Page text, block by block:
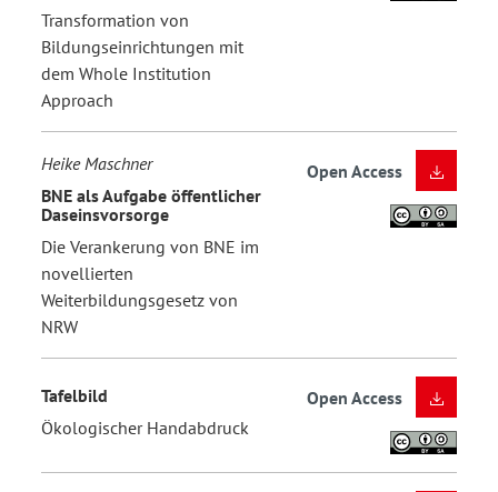
Transformation von
Bildungseinrichtungen mit
dem Whole Institution
Approach
Heike Maschner
BNE als Aufgabe öffentlicher
Daseinsvorsorge
Die Verankerung von BNE im
novellierten
Weiterbildungsgesetz von
NRW
Open Access
Tafelbild
Ökologischer Handabdruck
Open Access